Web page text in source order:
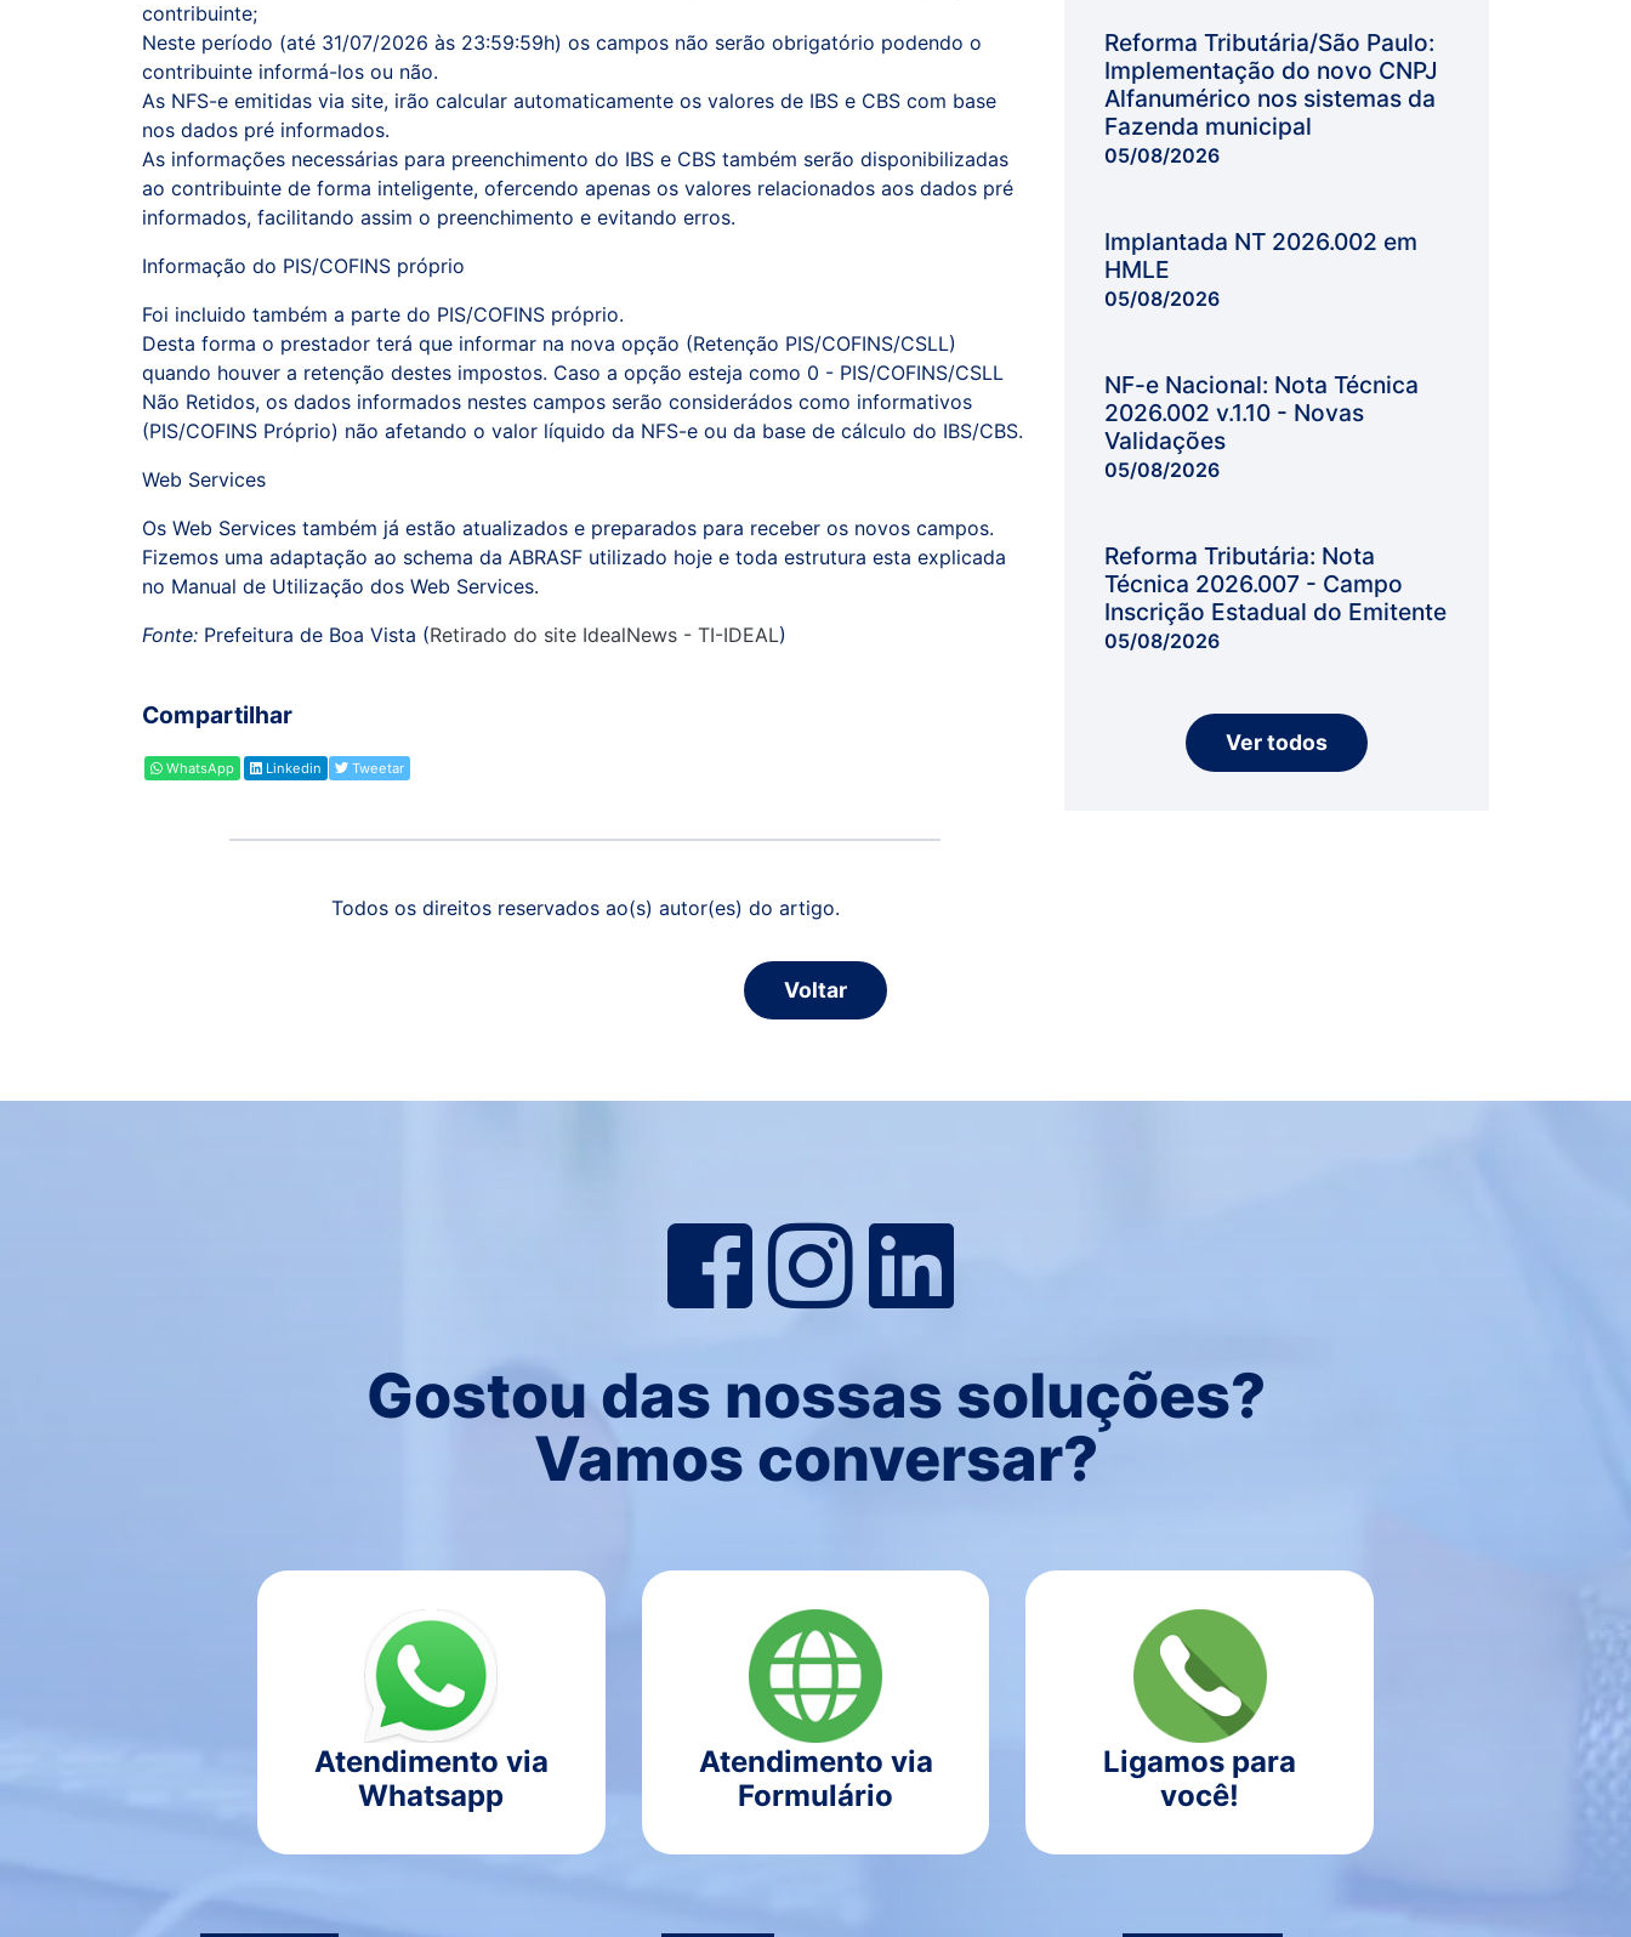
contribuinte;
Neste período (até 31/07/2026 às 23:59:59h) os campos não serão obrigatório podendo o
contribuinte informá-los ou não.
As NFS-e emitidas via site, irão calcular automaticamente os valores de IBS e CBS com base
nos dados pré informados.
As informações necessárias para preenchimento do IBS e CBS também serão disponibilizadas
ao contribuinte de forma inteligente, ofercendo apenas os valores relacionados aos dados pré
informados, facilitando assim o preenchimento e evitando erros.
Informação do PIS/COFINS próprio
Foi incluido também a parte do PIS/COFINS próprio.
Desta forma o prestador terá que informar na nova opção (Retenção PIS/COFINS/CSLL)
quando houver a retenção destes impostos. Caso a opção esteja como 0 - PIS/COFINS/CSLL
Não Retidos, os dados informados nestes campos serão considerádos como informativos
(PIS/COFINS Próprio) não afetando o valor líquido da NFS-e ou da base de cálculo do IBS/CBS.
Web Services
Os Web Services também já estão atualizados e preparados para receber os novos campos.
Fizemos uma adaptação ao schema da ABRASF utilizado hoje e toda estrutura esta explicada
no Manual de Utilização dos Web Services.
Fonte: Prefeitura de Boa Vista (Retirado do site IdealNews - TI-IDEAL)
Compartilhar
WhatsApp Linkedin Tweetar
Todos os direitos reservados ao(s) autor(es) do artigo.
Reforma Tributária/São Paulo:
Implementação do novo CNPJ
Alfanumérico nos sistemas da
Fazenda municipal
05/08/2026
Implantada NT 2026.002 em
HMLE
05/08/2026
NF-e Nacional: Nota Técnica
2026.002 v.1.10 - Novas
Validações
05/08/2026
Reforma Tributária: Nota
Técnica 2026.007 - Campo
Inscrição Estadual do Emitente
05/08/2026
Ver todos
Voltar
Gostou das nossas soluções?
Vamos conversar?
Atendimento via
Whatsapp
Atendimento via
Formulário
Ligamos para
você!